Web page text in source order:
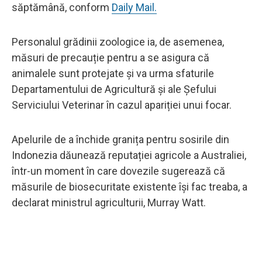
săptămână, conform Daily Mail.
Personalul grădinii zoologice ia, de asemenea,
măsuri de precauție pentru a se asigura că
animalele sunt protejate și va urma sfaturile
Departamentului de Agricultură și ale Șefului
Serviciului Veterinar în cazul apariției unui focar.
Apelurile de a închide granița pentru sosirile din
Indonezia dăunează reputației agricole a Australiei,
într-un moment în care dovezile sugerează că
măsurile de biosecuritate existente își fac treaba, a
declarat ministrul agriculturii, Murray Watt.